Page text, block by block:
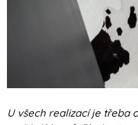
U všech realizací je třeba